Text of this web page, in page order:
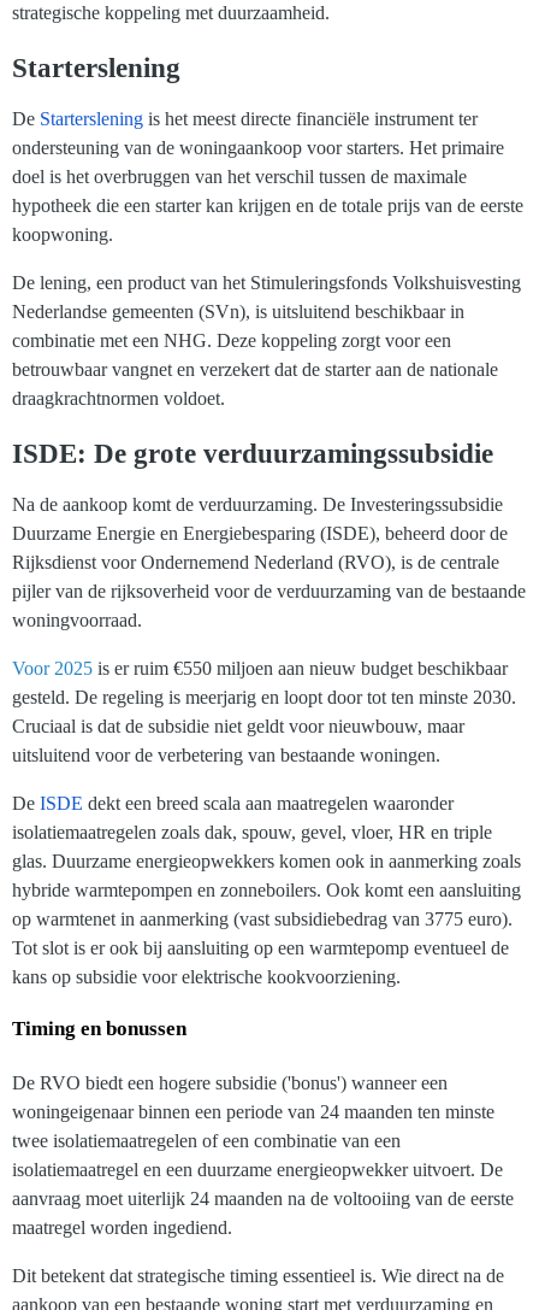
strategische koppeling met duurzaamheid.
Starterslening
De Starterslening is het meest directe financiële instrument ter
ondersteuning van de woningaankoop voor starters. Het primaire
doel is het overbruggen van het verschil tussen de maximale
hypotheek die een starter kan krijgen en de totale prijs van de eerste
koopwoning.
De lening, een product van het Stimuleringsfonds Volkshuisvesting
Nederlandse gemeenten (SVn), is uitsluitend beschikbaar in
combinatie met een NHG. Deze koppeling zorgt voor een
betrouwbaar vangnet en verzekert dat de starter aan de nationale
draagkrachtnormen voldoet.
ISDE: De grote verduurzamingssubsidie
Na de aankoop komt de verduurzaming. De Investeringssubsidie
Duurzame Energie en Energiebesparing (ISDE), beheerd door de
Rijksdienst voor Ondernemend Nederland (RVO), is de centrale
pijler van de rijksoverheid voor de verduurzaming van de bestaande
woningvoorraad.
Voor 2025 is er ruim €550 miljoen aan nieuw budget beschikbaar
gesteld. De regeling is meerjarig en loopt door tot ten minste 2030.
Cruciaal is dat de subsidie niet geldt voor nieuwbouw, maar
uitsluitend voor de verbetering van bestaande woningen.
De ISDE dekt een breed scala aan maatregelen waaronder
isolatiemaatregelen zoals dak, spouw, gevel, vloer, HR en triple
glas. Duurzame energieopwekkers komen ook in aanmerking zoals
hybride warmtepompen en zonneboilers. Ook komt een aansluiting
op warmtenet in aanmerking (vast subsidiebedrag van 3775 euro).
Tot slot is er ook bij aansluiting op een warmtepomp eventueel de
kans op subsidie voor elektrische kookvoorziening.
Timing en bonussen
De RVO biedt een hogere subsidie ('bonus') wanneer een
woningeigenaar binnen een periode van 24 maanden ten minste
twee isolatiemaatregelen of een combinatie van een
isolatiemaatregel en een duurzame energieopwekker uitvoert. De
aanvraag moet uiterlijk 24 maanden na de voltooiing van de eerste
maatregel worden ingediend.
Dit betekent dat strategische timing essentieel is. Wie direct na de
aankoop van een bestaande woning start met verduurzaming en